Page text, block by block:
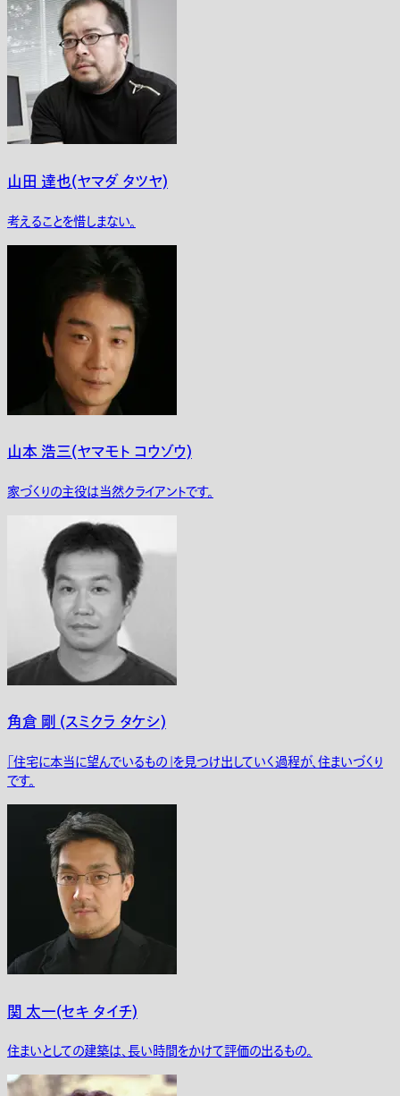
山田 達也(ヤマダ タツヤ)
考えることを惜しまない。
山本 浩三(ヤマモト コウゾウ)
家づくりの主役は当然クライアントです。
角倉 剛 (スミクラ タケシ)
「住宅に本当に望んでいるもの」を見つけ出していく過程が、住まいづくり
です。
関 太一(セキ タイチ)
住まいとしての建築は、長い時間をかけて評価の出るもの。